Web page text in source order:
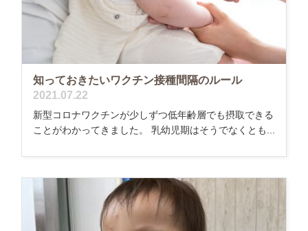
知っておきたいワクチン接種間隔のルール
2021.07.22
新型コロナワクチンが少しずつ低年齢層でも摂取できる
ことがわかってきました。 乳幼児期はそうでなくとも...